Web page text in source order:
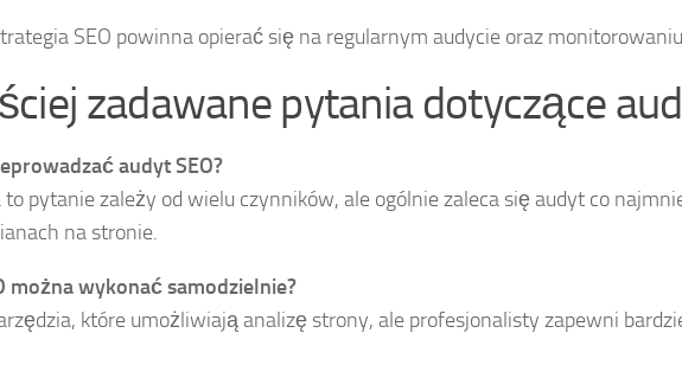
SEO powinna opierać się na regularnym audycie oraz
zadawane pytania dotyczące
audyt SEO?
pytanie zależy od wielu czynników, ale ogólnie zaleca się audyt co
na stronie.
można wykonać samodzielnie?
które umożliwiają analizę strony, ale profesjonalisty zapewni